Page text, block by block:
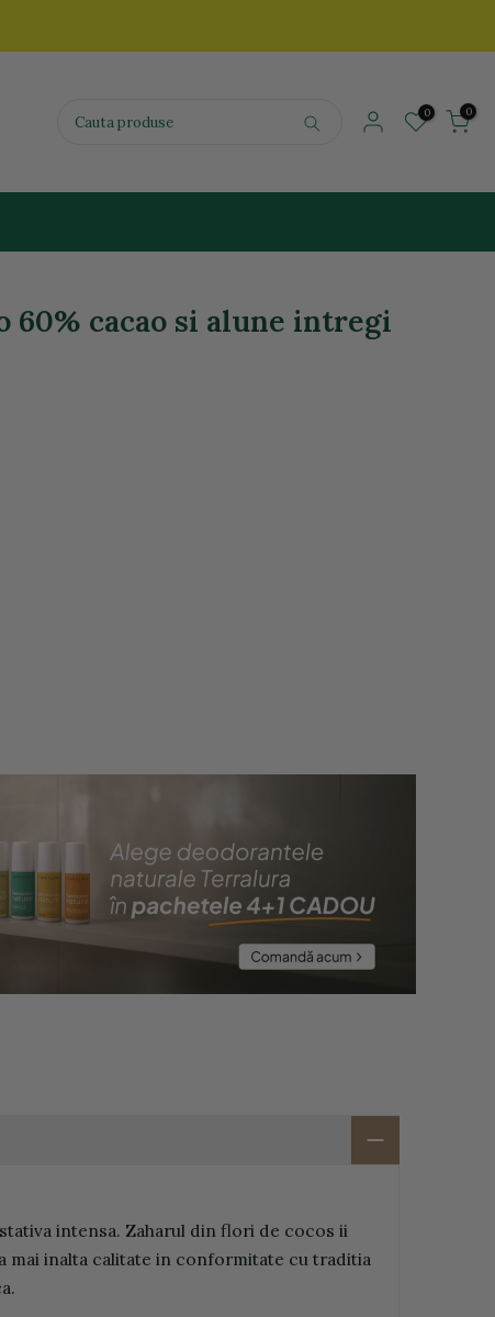
0 0
60% cacao si alune intregi
intensa. Zaharul din flori de cocos ii
mai inalta calitate in conformitate cu traditia